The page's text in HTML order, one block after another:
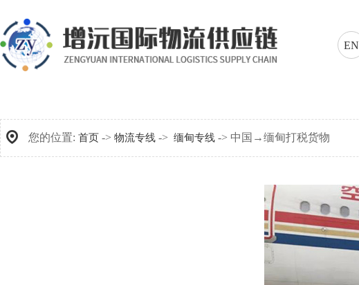
EN
您的位置: 首页 -> 物流专线 -> 缅甸专线 -> 中国→缅甸打税货物